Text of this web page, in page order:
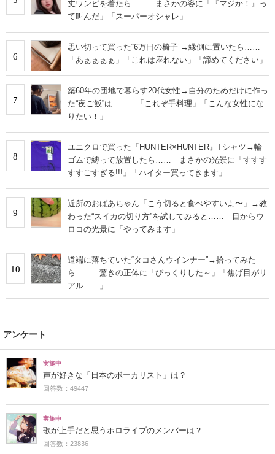
丈ワンピを着たら…… まさかの姿に「『マジか！』っ
て叫んだ」「スーパーオシャレ」
6
思い切って買った“6万円の椅子”→縁側に置いたら……
「あぁぁぁぁ」「これは座れない」「諦めてください」
7
築60年の団地で暮らす20代女性→自分のためだけに作っ
た“夜ご飯”は…… 「これぞ手料理」「こんな女性にな
りたい！」
8
ユニクロで買った『HUNTER×HUNTER』Tシャツ→輪
ゴムで縛って放置したら…… まさかの光景に「すすす
すすごすぎる!!!」「ハイター買ってきます」
9
近所のおばあちゃん「こう切ると食べやすいよ〜」→教
わった“スイカの切り方”を試してみると…… 目からウ
ロコの光景に「やってみます」
10
道端に落ちていた“タコさんウインナー”→拾ってみた
ら…… 驚きの正体に「びっくりした～」「焦げ目がリ
アル……」
アンケート
実施中
声が好きな「日本のボーカリスト」は？
回答数：49447
実施中
歌が上手だと思うホロライブのメンバーは？
回答数：23836